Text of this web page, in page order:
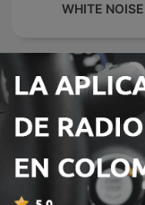
WHITE NOISE